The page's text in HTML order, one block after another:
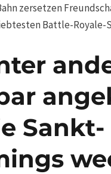
zersetzen
Battle-Royale-
Sankt-